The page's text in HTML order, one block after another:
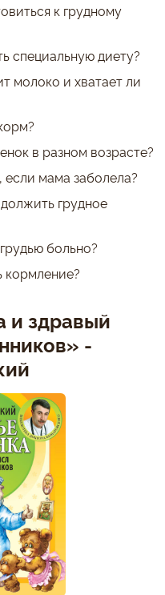
к грудному
специальную диету?
молоко и хватает ли
в разном возрасте?
мама заболела?
грудное
больно?
кормление?
и здравый
-